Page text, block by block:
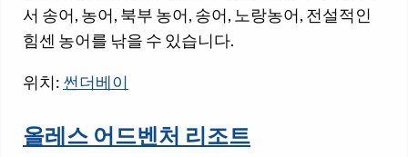
서 송어, 농어, 북부 농어, 송어, 노랑농어, 전설적인
힘센 농어를 낚을 수 있습니다.
위치: 썬더베이
올레스 어드벤처 리조트